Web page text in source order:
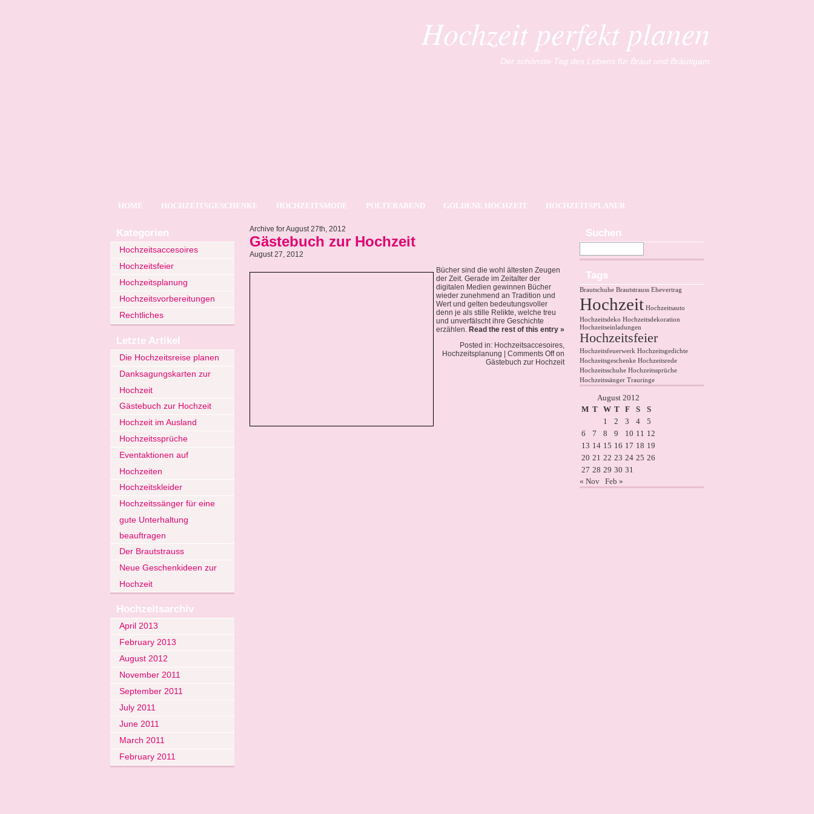
Hochzeit perfekt planen
Der schönste Tag des Lebens für Braut und Bräutigam
HOME HOCHZEITSGESCHENKE HOCHZEITSMODE POLTERABEND GOLDENE HOCHZEIT HOCHZEITSPLANER
Kategorien
Hochzeitsaccesoires
Hochzeitsfeier
Hochzeitsplanung
Hochzeitsvorbereitungen
Rechtliches
Letzte Artikel
Die Hochzeitsreise planen
Danksagungskarten zur
Hochzeit
Gästebuch zur Hochzeit
Hochzeit im Ausland
Hochzeitssprüche
Eventaktionen auf
Hochzeiten
Hochzeitskleider
Hochzeitssänger für eine
gute Unterhaltung
beauftragen
Der Brautstrauss
Neue Geschenkideen zur
Hochzeit
Hochzeitsarchiv
April 2013
February 2013
August 2012
November 2011
September 2011
July 2011
June 2011
March 2011
February 2011
Archive for August 27th, 2012
Gästebuch zur Hochzeit
August 27, 2012
Bücher sind die wohl ältesten Zeugen
der Zeit. Gerade im Zeitalter der
digitalen Medien gewinnen Bücher
wieder zunehmend an Tradition und
Wert und gelten bedeutungsvoller
denn je als stille Relikte, welche treu
und unverfälscht ihre Geschichte
erzählen. Read the rest of this entry »
Posted in: Hochzeitsaccesoires,
Hochzeitsplanung
Comments Offon
Gästebuch zur Hochzeit
Suchen
Tags
Brautschuhe Brautstrauss Ehevertrag
Hochzeit Hochzeitsauto
Hochzeitsdeko Hochzeitsdekoration
Hochzeitseinladungen
Hochzeitsfeier
Hochzeitsfeuerwerk Hochzeitsgedichte
Hochzeitsgeschenke Hochzeitsrede
Hochzeitsschuhe Hochzeitssprüche
Hochzeitssänger Trauringe
August 2012
M T W T F S
S
1
2 3 4
5
6
7 8 9 10 11 12
13 14 15 16 17 18 19
20 21 22 23 24 25 26
27 28 29 30 31
« Nov Feb »